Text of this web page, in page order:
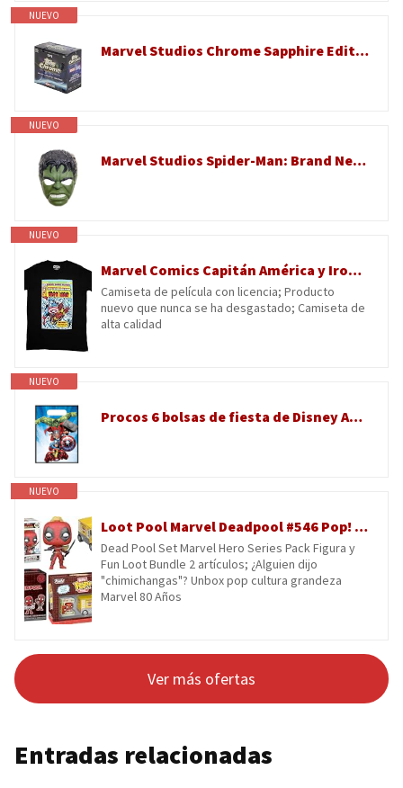
NUEVO
Marvel Studios Chrome Sapphire Edition Hobby Box - Refractores cromados, autos, estrellas MCU
NUEVO
Marvel Studios Spider-Man: Brand New Day, Savage Hulk Máscara electrónica parlante, Juguete para juego de rol, Máscara para disfraz de superhéroe y juguetes para niños, Edad: 5+
NUEVO
Marvel Comics Capitán América y Iron Man Comic Cover - Camiseta para hombre, color negro, Negro -, X-Large
Camiseta de película con licencia; Producto
nuevo que nunca se ha desgastado; Camiseta de
alta calidad
NUEVO
Procos 6 bolsas de fiesta de Disney Avengers Marvel para fiestas de cumpleaños infantiles con asas de transporte, 17 x 25 cm, hechas de película de plástico, bolsas de regalo para decoración de
NUEVO
Loot Pool Marvel Deadpool #546 Pop! Vinilo incluido con mini figura de Marvel, personaje Chimichanga, 2 artículos
Dead Pool Set Marvel Hero Series Pack Figura y
Fun Loot Bundle 2 artículos; ¿Alguien dijo
"chimichangas"? Unbox pop cultura grandeza
Marvel 80 Años
Ver más ofertas
Entradas relacionadas